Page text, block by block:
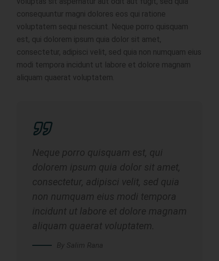
consequuntur magni dolores eos qui ratione
voluptatem sequi nesciunt. Neque porro quisquam
est, qui dolorem ipsum quia dolor sit amet,
consectetur, adipisci velit, sed quia non numquam eius
modi tempora incidunt ut labore et dolore magnam
aliquam quaerat voluptatem.
Neque porro quisquam est, qui
dolorem ipsum quia dolor sit amet,
consectetur, adipisci velit, sed quia
non numquam eius modi tempora
incidunt ut labore et dolore magnam
aliquam quaerat voluptatem.
By Salim Rana